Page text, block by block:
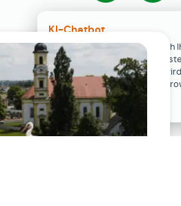
KI-Chatbot
Der KI-Chatbot steht erst nach
Einwilligung in den Cookie-
Verfügung. Der Chat-Verlauf
ausschließlich lokal in Ihrem
gespeichert.